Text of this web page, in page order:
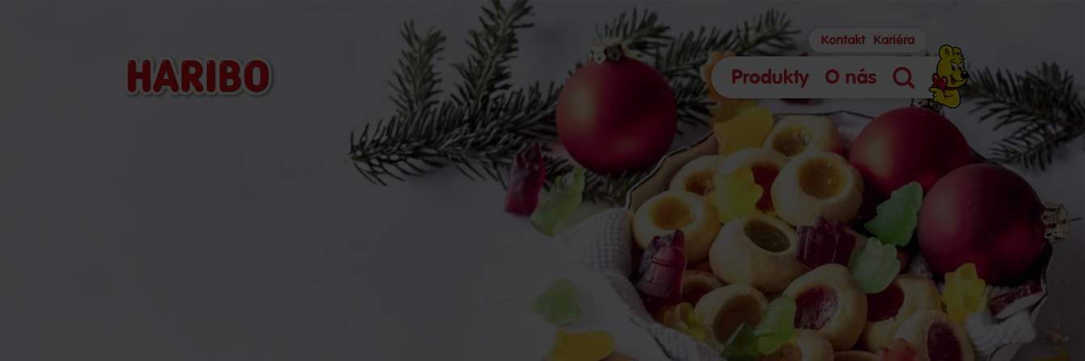
Produkty O nás
Vyhledávání
Kontakt Kariéra